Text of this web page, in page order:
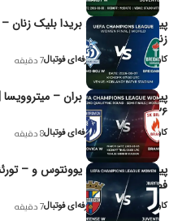
زنان یوفا
کاوه نیک‌فر، تحلیل‌گر حرفه‌ای فوتبال7 دقیقه
پیش‌بینی و تحلیل بران – میتروویسا
۲۰۲۶
کاوه نیک‌فر، تحلیل‌گر حرفه‌ای فوتبال8 دقیقه
پیش‌بینی و تحلیل یوونتوس و –
فصل ۲۰۲۶
کاوه نیک‌فر، تحلیل‌گر حرفه‌ای فوتبال7 دقیقه